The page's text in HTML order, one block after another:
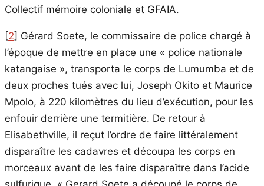
Collectif mémoire coloniale et GFAIA.
[2] Gérard Soete, le commissaire de police chargé à
l’époque de mettre en place une « police nationale
katangaise », transporta le corps de Lumumba et de
deux proches tués avec lui, Joseph Okito et Maurice
Mpolo, à 220 kilomètres du lieu d’exécution, pour les
enfouir derrière une termitière. De retour à
Elisabethville, il reçut l’ordre de faire littéralement
disparaître les cadavres et découpa les corps en
morceaux avant de les faire disparaître dans l’acide